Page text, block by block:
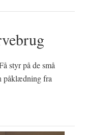
styr på de små
påklædning fra